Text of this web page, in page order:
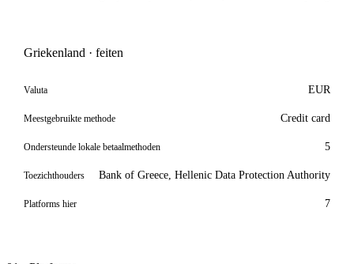
Griekenland · feiten
Valuta EUR
Meestgebruikte methode Credit card
Ondersteunde lokale betaalmethoden 5
Toezichthouders Bank of Greece, Hellenic Data Protection Authority
Platforms hier 7